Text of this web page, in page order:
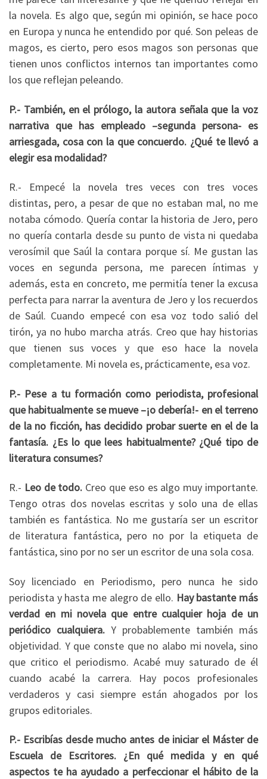
la novela. Es algo que, según mi opinión, se hace poco
en Europa y nunca he entendido por qué. Son peleas de
magos, es cierto, pero esos magos son personas que
tienen unos conflictos internos tan importantes como
los que reflejan peleando.
P.- También, en el prólogo, la autora señala que la voz
narrativa que has empleado –segunda persona- es
arriesgada, cosa con la que concuerdo. ¿Qué te llevó a
elegir esa modalidad?
R.- Empecé la novela tres veces con tres voces
distintas, pero, a pesar de que no estaban mal, no me
notaba cómodo. Quería contar la historia de Jero, pero
no quería contarla desde su punto de vista ni quedaba
verosímil que Saúl la contara porque sí. Me gustan las
voces en segunda persona, me parecen íntimas y
además, esta en concreto, me permitía tener la excusa
perfecta para narrar la aventura de Jero y los recuerdos
de Saúl. Cuando empecé con esa voz todo salió del
tirón, ya no hubo marcha atrás. Creo que hay historias
que tienen sus voces y que eso hace la novela
completamente. Mi novela es, prácticamente, esa voz.
P.- Pese a tu formación como periodista, profesional
que habitualmente se mueve –¡o debería!- en el terreno
de la no ficción, has decidido probar suerte en el de la
fantasía. ¿Es lo que lees habitualmente? ¿Qué tipo de
literatura consumes?
R.- Leo de todo. Creo que eso es algo muy importante.
Tengo otras dos novelas escritas y solo una de ellas
también es fantástica. No me gustaría ser un escritor
de literatura fantástica, pero no por la etiqueta de
fantástica, sino por no ser un escritor de una sola cosa.
Soy licenciado en Periodismo, pero nunca he sido
periodista y hasta me alegro de ello. Hay bastante más
verdad en mi novela que entre cualquier hoja de un
periódico cualquiera. Y probablemente también más
objetividad. Y que conste que no alabo mi novela, sino
que critico el periodismo. Acabé muy saturado de él
cuando acabé la carrera. Hay pocos profesionales
verdaderos y casi siempre están ahogados por los
grupos editoriales.
P.- Escribías desde mucho antes de iniciar el Máster de
Escuela de Escritores. ¿En qué medida y en qué
aspectos te ha ayudado a perfeccionar el hábito de la